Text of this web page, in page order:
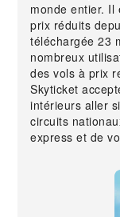
monde entier. Il
prix réduits
téléchargée 23
nombreux
des vols à prix
Skyticket
intérieurs aller
circuits
express et de